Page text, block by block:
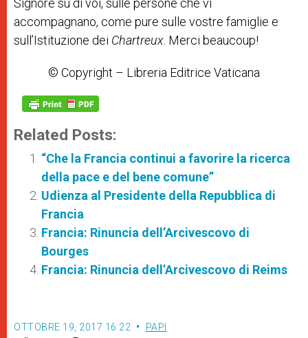
Signore su di voi, sulle persone che vi
accompagnano, come pure sulle vostre famiglie e
sull’Istituzione dei Chartreux . Merci beaucoup!
© Copyright – Libreria Editrice Vaticana
Related Posts:
“Che la Francia continui a favorire la ricerca
della pace e del bene comune”
Udienza al Presidente della Repubblica di
Francia
Francia: Rinuncia dell’Arcivescovo di
Bourges
Francia: Rinuncia dell’Arcivescovo di Reims
OTTOBRE 19, 2017 16:22 PAPI